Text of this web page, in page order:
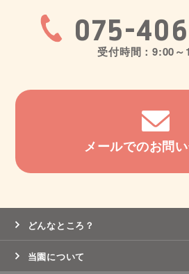
075-
受付時間：9:00～
メールでのお問
どんなところ？
当園について